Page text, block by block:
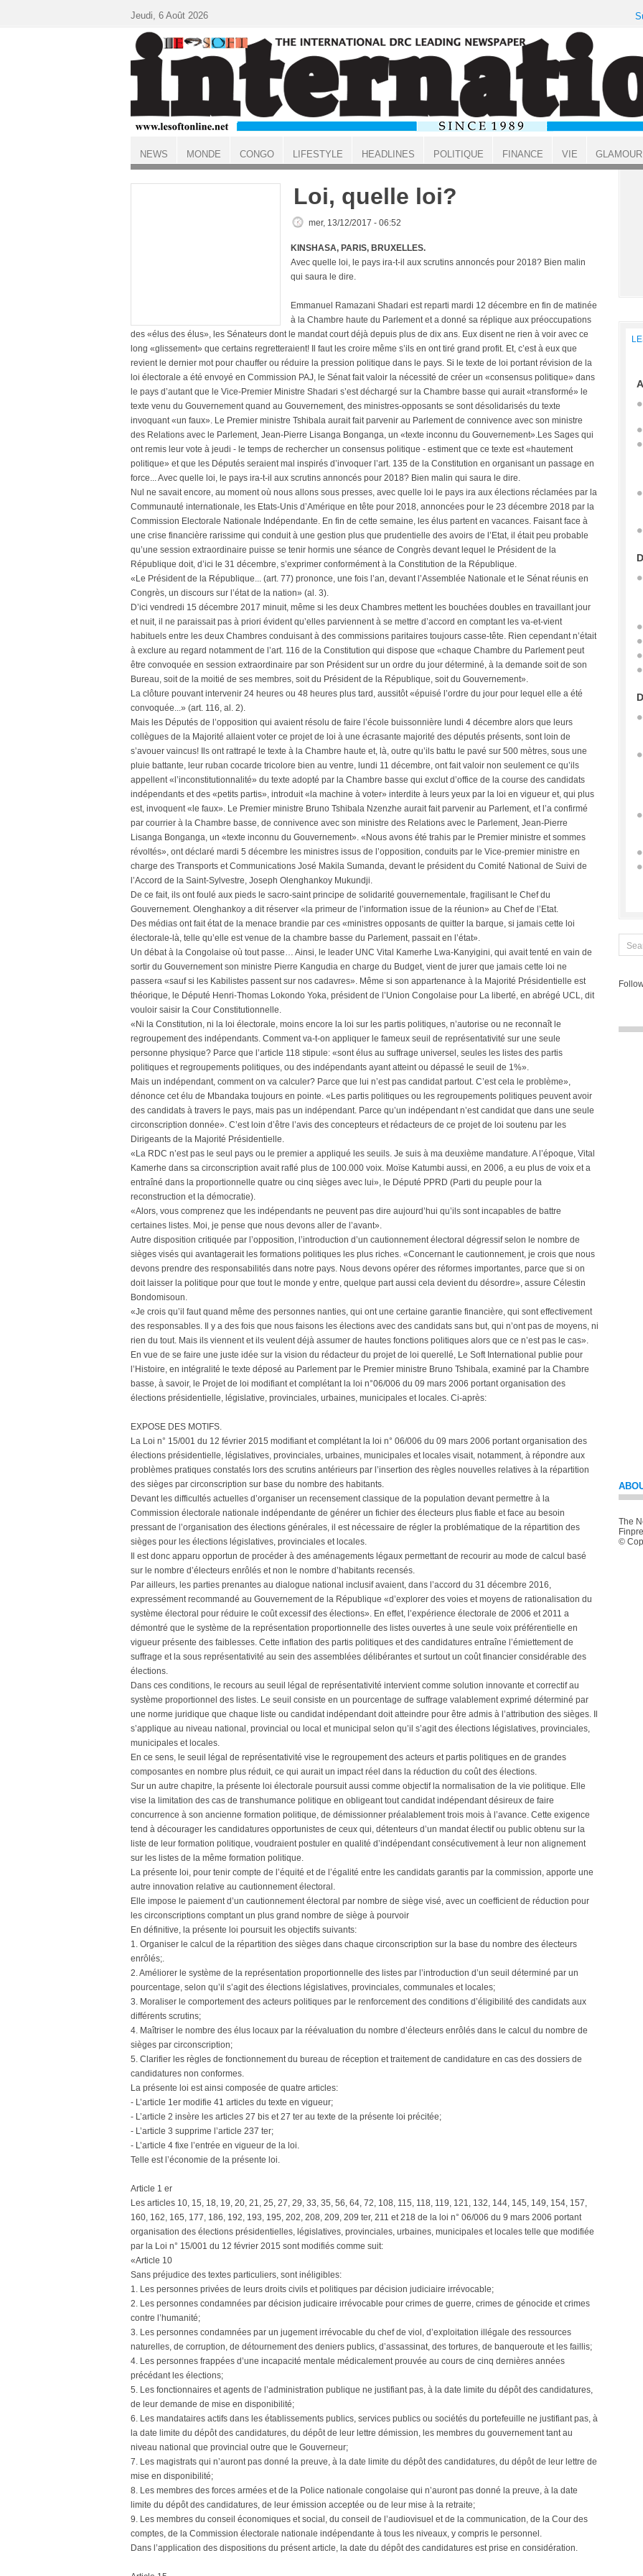
ACCUEIL
Loi, quelle loi?
mer, 13/12/2017 - 06:52
KINSHASA, PARIS, BRUXELLES.
Avec quelle loi, le pays ira-t-il aux scrutins annoncés pour 2018? Bien malin
qui saura le dire.
Emmanuel Ramazani Shadari est reparti mardi 12 décembre en fin de matinée
à la Chambre haute du Parlement et a donné sa réplique aux préoccupations
des «élus des élus», les Sénateurs dont le mandat court déjà depuis plus de dix ans. Eux disent ne rien à voir avec ce
long «glissement» que certains regretteraient! Il faut les croire même s’ils en ont tiré grand profit. Et, c’est à eux que
revient le dernier mot pour chauffer ou réduire la pression politique dans le pays. Si le texte de loi portant révision de la
loi électorale a été envoyé en Commission PAJ, le Sénat fait valoir la nécessité de créer un «consensus politique» dans
le pays d’autant que le Vice-Premier Ministre Shadari s’est déchargé sur la Chambre basse qui aurait «transformé» le
texte venu du Gouvernement quand au Gouvernement, des ministres-opposants se sont désolidarisés du texte
invoquant «un faux». Le Premier ministre Tshibala aurait fait parvenir au Parlement de connivence avec son ministre
des Relations avec le Parlement, Jean-Pierre Lisanga Bonganga, un «texte inconnu du Gouvernement».Les Sages qui
ont remis leur vote à jeudi - le temps de rechercher un consensus politique - estiment que ce texte est «hautement
politique» et que les Députés seraient mal inspirés d’invoquer l’art. 135 de la Constitution en organisant un passage en
force... Avec quelle loi, le pays ira-t-il aux scrutins annoncés pour 2018? Bien malin qui saura le dire.
Nul ne savait encore, au moment où nous allons sous presses, avec quelle loi le pays ira aux élections réclamées par la
Communauté internationale, les Etats-Unis d’Amérique en tête pour 2018, annoncées pour le 23 décembre 2018 par la
Commission Electorale Nationale Indépendante. En fin de cette semaine, les élus partent en vacances. Faisant face à
une crise financière rarissime qui conduit à une gestion plus que prudentielle des avoirs de l’Etat, il était peu probable
qu’une session extraordinaire puisse se tenir hormis une séance de Congrès devant lequel le Président de la
République doit, d’ici le 31 décembre, s’exprimer conformément à la Constitution de la République.
«Le Président de la République... (art. 77) prononce, une fois l’an, devant l’Assemblée Nationale et le Sénat réunis en
Congrès, un discours sur l’état de la nation» (al. 3).
D’ici vendredi 15 décembre 2017 minuit, même si les deux Chambres mettent les bouchées doubles en travaillant jour
et nuit, il ne paraissait pas à priori évident qu’elles parviennent à se mettre d’accord en comptant les va-et-vient
habituels entre les deux Chambres conduisant à des commissions paritaires toujours casse-tête. Rien cependant n’était
à exclure au regard notamment de l’art. 116 de la Constitution qui dispose que «chaque Chambre du Parlement peut
être convoquée en session extraordinaire par son Président sur un ordre du jour déterminé, à la demande soit de son
Bureau, soit de la moitié de ses membres, soit du Président de la République, soit du Gouvernement».
La clôture pouvant intervenir 24 heures ou 48 heures plus tard, aussitôt «épuisé l’ordre du jour pour lequel elle a été
convoquée...» (art. 116, al. 2).
Mais les Députés de l’opposition qui avaient résolu de faire l’école buissonnière lundi 4 décembre alors que leurs
collègues de la Majorité allaient voter ce projet de loi à une écrasante majorité des députés présents, sont loin de
s’avouer vaincus! Ils ont rattrapé le texte à la Chambre haute et, là, outre qu’ils battu le pavé sur 500 mètres, sous une
pluie battante, leur ruban cocarde tricolore bien au ventre, lundi 11 décembre, ont fait valoir non seulement ce qu’ils
appellent «l’inconstitutionnalité» du texte adopté par la Chambre basse qui exclut d’office de la course des candidats
indépendants et des «petits partis», introduit «la machine à voter» interdite à leurs yeux par la loi en vigueur et, qui plus
est, invoquent «le faux». Le Premier ministre Bruno Tshibala Nzenzhe aurait fait parvenir au Parlement, et l’a confirmé
par courrier à la Chambre basse, de connivence avec son ministre des Relations avec le Parlement, Jean-Pierre
Lisanga Bonganga, un «texte inconnu du Gouvernement». «Nous avons été trahis par le Premier ministre et sommes
révoltés», ont déclaré mardi 5 décembre les ministres issus de l’opposition, conduits par le Vice-premier ministre en
charge des Transports et Communications José Makila Sumanda, devant le président du Comité National de Suivi de
l’Accord de la Saint-Sylvestre, Joseph Olenghankoy Mukundji.
De ce fait, ils ont foulé aux pieds le sacro-saint principe de solidarité gouvernementale, fragilisant le Chef du
Gouvernement. Olenghankoy a dit réserver «la primeur de l’information issue de la réunion» au Chef de l’Etat.
Des médias ont fait état de la menace brandie par ces «ministres opposants de quitter la barque, si jamais cette loi
électorale-là, telle qu’elle est venue de la chambre basse du Parlement, passait en l’état».
Un débat à la Congolaise où tout passe… Ainsi, le leader UNC Vital Kamerhe Lwa-Kanyigini, qui avait tenté en vain de
sortir du Gouvernement son ministre Pierre Kangudia en charge du Budget, vient de jurer que jamais cette loi ne
passera «sauf si les Kabilistes passent sur nos cadavres». Même si son appartenance à la Majorité Présidentielle est
théorique, le Député Henri-Thomas Lokondo Yoka, président de l’Union Congolaise pour La liberté, en abrégé UCL, dit
vouloir saisir la Cour Constitutionnelle.
«Ni la Constitution, ni la loi électorale, moins encore la loi sur les partis politiques, n’autorise ou ne reconnaît le
regroupement des indépendants. Comment va-t-on appliquer le fameux seuil de représentativité sur une seule
personne physique? Parce que l’article 118 stipule: «sont élus au suffrage universel, seules les listes des partis
politiques et regroupements politiques, ou des indépendants ayant atteint ou dépassé le seuil de 1%».
Mais un indépendant, comment on va calculer? Parce que lui n’est pas candidat partout. C’est cela le problème»,
dénonce cet élu de Mbandaka toujours en pointe. «Les partis politiques ou les regroupements politiques peuvent avoir
des candidats à travers le pays, mais pas un indépendant. Parce qu’un indépendant n’est candidat que dans une seule
circonscription donnée». C’est loin d’être l’avis des concepteurs et rédacteurs de ce projet de loi soutenu par les
Dirigeants de la Majorité Présidentielle.
«La RDC n’est pas le seul pays ou le premier a appliqué les seuils. Je suis à ma deuxième mandature. A l’époque, Vital
Kamerhe dans sa circonscription avait raflé plus de 100.000 voix. Moïse Katumbi aussi, en 2006, a eu plus de voix et a
entraîné dans la proportionnelle quatre ou cinq sièges avec lui», le Député PPRD (Parti du peuple pour la
reconstruction et la démocratie).
«Alors, vous comprenez que les indépendants ne peuvent pas dire aujourd’hui qu’ils sont incapables de battre
certaines listes. Moi, je pense que nous devons aller de l’avant».
Autre disposition critiquée par l’opposition, l’introduction d’un cautionnement électoral dégressif selon le nombre de
sièges visés qui avantagerait les formations politiques les plus riches. «Concernant le cautionnement, je crois que nous
devons prendre des responsabilités dans notre pays. Nous devons opérer des réformes importantes, parce que si on
doit laisser la politique pour que tout le monde y entre, quelque part aussi cela devient du désordre», assure Célestin
Bondomisoun.
«Je crois qu’il faut quand même des personnes nanties, qui ont une certaine garantie financière, qui sont effectivement
des responsables. Il y a des fois que nous faisons les élections avec des candidats sans but, qui n’ont pas de moyens, ni
rien du tout. Mais ils viennent et ils veulent déjà assumer de hautes fonctions politiques alors que ce n’est pas le cas».
En vue de se faire une juste idée sur la vision du rédacteur du projet de loi querellé, Le Soft International publie pour
l’Histoire, en intégralité le texte déposé au Parlement par le Premier ministre Bruno Tshibala, examiné par la Chambre
basse, à savoir, le Projet de loi modifiant et complétant la loi n°06/006 du 09 mars 2006 portant organisation des
élections présidentielle, législative, provinciales, urbaines, municipales et locales. Ci-après:
EXPOSE DES MOTIFS.
La Loi n° 15/001 du 12 février 2015 modifiant et complétant la loi n° 06/006 du 09 mars 2006 portant organisation des
élections présidentielle, législatives, provinciales, urbaines, municipales et locales visait, notamment, à répondre aux
problèmes pratiques constatés lors des scrutins antérieurs par l’insertion des règles nouvelles relatives à la répartition
des sièges par circonscription sur base du nombre des habitants.
Devant les difficultés actuelles d’organiser un recensement classique de la population devant permettre à la
Commission électorale nationale indépendante de générer un fichier des électeurs plus fiable et face au besoin
pressant de l’organisation des élections générales, il est nécessaire de régler la problématique de la répartition des
sièges pour les élections législatives, provinciales et locales.
Il est donc apparu opportun de procéder à des aménagements légaux permettant de recourir au mode de calcul basé
sur le nombre d’électeurs enrôlés et non le nombre d’habitants recensés.
Par ailleurs, les parties prenantes au dialogue national inclusif avaient, dans l’accord du 31 décembre 2016,
expressément recommandé au Gouvernement de la République «d’explorer des voies et moyens de rationalisation du
système électoral pour réduire le coût excessif des élections». En effet, l’expérience électorale de 2006 et 2011 a
démontré que le système de la représentation proportionnelle des listes ouvertes à une seule voix préférentielle en
vigueur présente des faiblesses. Cette inflation des partis politiques et des candidatures entraîne l’émiettement de
suffrage et la sous représentativité au sein des assemblées délibérantes et surtout un coût financier considérable des
élections.
Dans ces conditions, le recours au seuil légal de représentativité intervient comme solution innovante et correctif au
système proportionnel des listes. Le seuil consiste en un pourcentage de suffrage valablement exprimé déterminé par
une norme juridique que chaque liste ou candidat indépendant doit atteindre pour être admis à l’attribution des sièges. Il
s’applique au niveau national, provincial ou local et municipal selon qu’il s’agit des élections législatives, provinciales,
municipales et locales.
En ce sens, le seuil légal de représentativité vise le regroupement des acteurs et partis politiques en de grandes
composantes en nombre plus réduit, ce qui aurait un impact réel dans la réduction du coût des élections.
Sur un autre chapitre, la présente loi électorale poursuit aussi comme objectif la normalisation de la vie politique. Elle
vise la limitation des cas de transhumance politique en obligeant tout candidat indépendant désireux de faire
concurrence à son ancienne formation politique, de démissionner préalablement trois mois à l’avance. Cette exigence
tend à décourager les candidatures opportunistes de ceux qui, détenteurs d’un mandat électif ou public obtenu sur la
liste de leur formation politique, voudraient postuler en qualité d’indépendant consécutivement à leur non alignement
sur les listes de la même formation politique.
La présente loi, pour tenir compte de l’équité et de l’égalité entre les candidats garantis par la commission, apporte une
autre innovation relative au cautionnement électoral.
Elle impose le paiement d’un cautionnement électoral par nombre de siège visé, avec un coefficient de réduction pour
les circonscriptions comptant un plus grand nombre de siège à pourvoir
En définitive, la présente loi poursuit les objectifs suivants:
1. Organiser le calcul de la répartition des sièges dans chaque circonscription sur la base du nombre des électeurs
enrôlés;.
2. Améliorer le système de la représentation proportionnelle des listes par l’introduction d’un seuil déterminé par un
pourcentage, selon qu’il s’agit des élections législatives, provinciales, communales et locales;
3. Moraliser le comportement des acteurs politiques par le renforcement des conditions d’éligibilité des candidats aux
différents scrutins;
4. Maîtriser le nombre des élus locaux par la réévaluation du nombre d’électeurs enrôlés dans le calcul du nombre de
sièges par circonscription;
5. Clarifier les règles de fonctionnement du bureau de réception et traitement de candidature en cas des dossiers de
candidatures non conformes.
La présente loi est ainsi composée de quatre articles:
- L’article 1er modifie 41 articles du texte en vigueur;
- L’article 2 insère les articles 27 bis et 27 ter au texte de la présente loi précitée;
- L’article 3 supprime l’article 237 ter;
- L’article 4 fixe l’entrée en vigueur de la loi.
Telle est l’économie de la présente loi.
Article 1 er
Les articles 10, 15, 18, 19, 20, 21, 25, 27, 29, 33, 35, 56, 64, 72, 108, 115, 118, 119, 121, 132, 144, 145, 149, 154, 157,
160, 162, 165, 177, 186, 192, 193, 195, 202, 208, 209, 209 ter, 211 et 218 de la loi n° 06/006 du 9 mars 2006 portant
organisation des élections présidentielles, législatives, provinciales, urbaines, municipales et locales telle que modifiée
par la Loi n° 15/001 du 12 février 2015 sont modifiés comme suit:
«Article 10
Sans préjudice des textes particuliers, sont inéligibles:
1. Les personnes privées de leurs droits civils et politiques par décision judiciaire irrévocable;
2. Les personnes condamnées par décision judicaire irrévocable pour crimes de guerre, crimes de génocide et crimes
contre l’humanité;
3. Les personnes condamnées par un jugement irrévocable du chef de viol, d’exploitation illégale des ressources
naturelles, de corruption, de détournement des deniers publics, d’assassinat, des tortures, de banqueroute et les faillis;
4. Les personnes frappées d’une incapacité mentale médicalement prouvée au cours de cinq dernières années
précédant les élections;
5. Les fonctionnaires et agents de l’administration publique ne justifiant pas, à la date limite du dépôt des candidatures,
de leur demande de mise en disponibilité;
6. Les mandataires actifs dans les établissements publics, services publics ou sociétés du portefeuille ne justifiant pas, à
la date limite du dépôt des candidatures, du dépôt de leur lettre démission, les membres du gouvernement tant au
niveau national que provincial outre que le Gouverneur;
7. Les magistrats qui n’auront pas donné la preuve, à la date limite du dépôt des candidatures, du dépôt de leur lettre de
mise en disponibilité;
8. Les membres des forces armées et de la Police nationale congolaise qui n’auront pas donné la preuve, à la date
limite du dépôt des candidatures, de leur émission acceptée ou de leur mise à la retraite;
9. Les membres du conseil économiques et social, du conseil de l’audiovisuel et de la communication, de la Cour des
comptes, de la Commission électorale nationale indépendante à tous les niveaux, y compris le personnel.
Dans l’application des dispositions du présent article, la date du dépôt des candidatures est prise en considération.
The
©
Jeudi, 6 Août 2026
NEWS MONDE CONGO LIFESTYLE HEADLINES POLITIQUE FINANCE VIE GLAMOUR